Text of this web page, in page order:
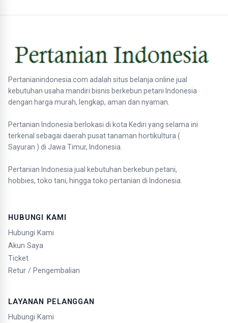
Pertanianindonesia.com adalah situs belanja online jual
kebutuhan usaha mandiri bisnis berkebun petani Indonesia
dengan harga murah, lengkap, aman dan nyaman.
Pertanian Indonesia berlokasi di kota Kediri yang selama ini
terkenal sebagai daerah pusat tanaman hortikultura (
Sayuran ) di Jawa Timur, Indonesia.
Pertanian Indonesia jual kebutuhan berkebun petani,
hobbies, toko tani, hingga toko pertanian di Indonesia.
HUBUNGI KAMI
Hubungi Kami
Akun Saya
Ticket
Retur / Pengembalian
LAYANAN PELANGGAN
Hubungi Kami